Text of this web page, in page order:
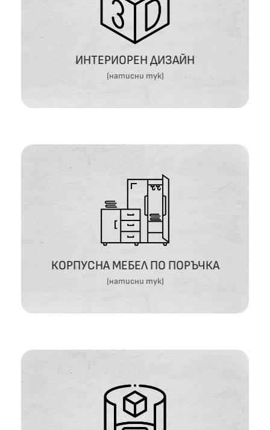
ИНТЕРИОРЕН ДИЗАЙН
(натисни тук)
ИТЕРИОРЕН ДИЗАЙН
ВИЖ ОЩЕ
КОРПУСНА МЕБЕЛ ПО ПОРЪЧКА
(натисни тук)
КОРПУСНА МЕБЕЛ ПО ПОРЪЧКА
ВИЖ ОЩЕ
VR ПОТАПЯНЕ